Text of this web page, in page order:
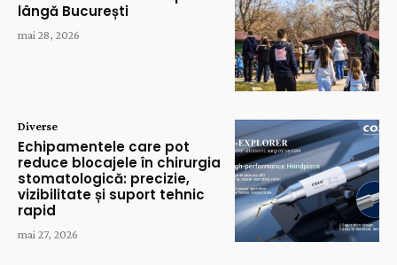
lângă București
mai 28, 2026
Diverse
Echipamentele care pot
reduce blocajele în chirurgia
stomatologică: precizie,
vizibilitate și suport tehnic
rapid
mai 27, 2026